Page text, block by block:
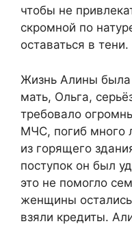
чтобы не
скромной по
оставаться в тени.
Жизнь Алины была
мать, Ольга,
требовало
МЧС, погиб много
из горящего
поступок он был
это не помогло
женщины
взяли кредиты.